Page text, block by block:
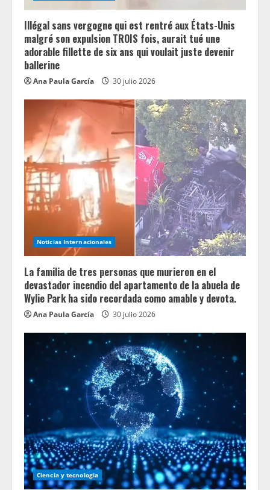
Illégal sans vergogne qui est rentré aux États-Unis
malgré son expulsion TROIS fois, aurait tué une
adorable fillette de six ans qui voulait juste devenir
ballerine
Ana Paula García 30 julio 2026
Noticias Internacionales
La familia de tres personas que murieron en el
devastador incendio del apartamento de la abuela de
Wylie Park ha sido recordada como amable y devota.
Ana Paula García 30 julio 2026
Ciencia y tecnologia